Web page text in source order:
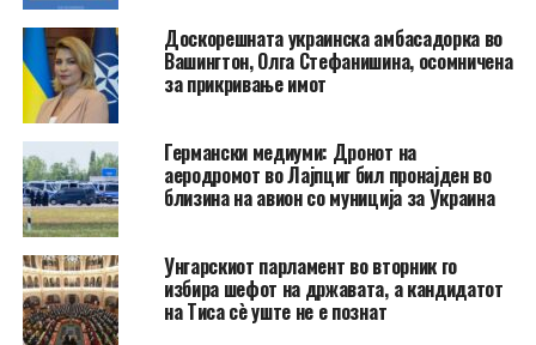
Доскорешната украинска амбасадорка во
Вашингтон, Олга Стефанишина, осомничена
за прикривање имот
Германски медиуми: Дронот на
аеродромот во Лајпциг бил пронајден во
близина на авион со муниција за Украина
Унгарскиот парламент во вторник го
избира шефот на државата, а кандидатот
на Тиса сè уште не е познат